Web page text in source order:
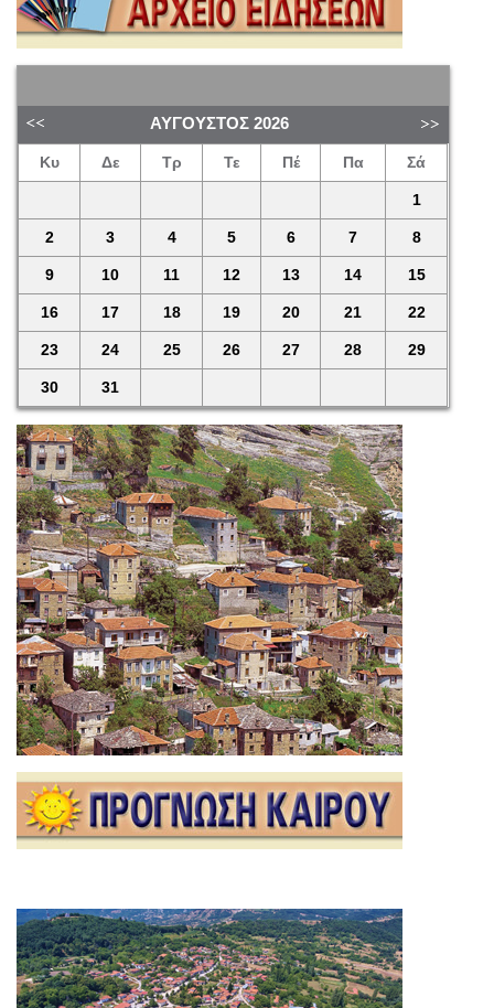
ΑΎΓΟΥΣΤΟΣ 2026
Κυ Δε Τρ Τε Πέ Πα Σά
1
2 3 4 5 6 7 8
9 10 11 12 13 14 15
16 17 18 19 20 21 22
23 24 25 26 27 28 29
30 31